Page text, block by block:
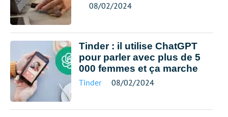
08/02/2024
Tinder : il utilise ChatGPT
pour parler avec plus de 5
000 femmes et ça marche
Tinder 08/02/2024